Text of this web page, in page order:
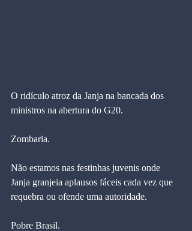
O ridículo atroz da Janja na bancada dos
ministros na abertura do G20.
Zombaria.
Não estamos nas festinhas juvenis onde
Janja granjeia aplausos fáceis cada vez que
requebra ou ofende uma autoridade.
Pobre Brasil.